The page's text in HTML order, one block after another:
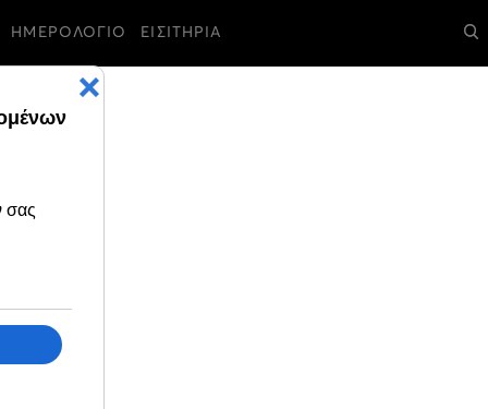
ΗΜΕΡΟΛΟΓΙΟ ΕΙΣΙΤΗΡΙΑ